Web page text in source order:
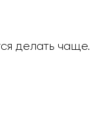
делать чаще.